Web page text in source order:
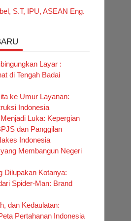
S.T, IPU, ASEAN Eng.
Layar :
di Tengah Badai
ke Umur Layanan:
Indonesia
Luka: Kepergian
dan Panggilan
Indonesia
Membangun Negeri
Dilupakan Kotanya:
Spider-Man: Brand
dan Kedaulatan:
Pertahanan Indonesia